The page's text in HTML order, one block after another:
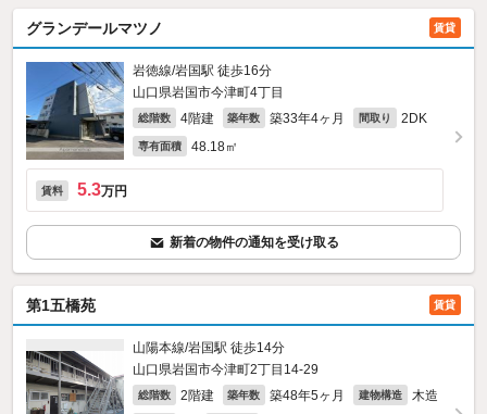
グランデールマツノ 賃貸
岩徳線/岩国駅 徒歩16分
山口県岩国市今津町4丁目
総階数 4階建 築年数 築33年4ヶ月 間取り 2DK
専有面積 48.18㎡
賃料 5.3万円
新着の物件の通知を受け取る
第1五橋苑 賃貸
山陽本線/岩国駅 徒歩14分
山口県岩国市今津町2丁目14-29
総階数 2階建 築年数 築48年5ヶ月 建物構造 木造